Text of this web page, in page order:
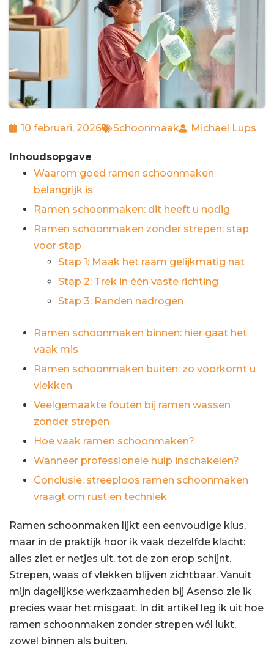
10 februari, 2026 Schoonmaak Michael Lups
Inhoudsopgave
Waarom goed ramen schoonmaken
belangrijk is
Ramen schoonmaken: dit heeft u nodig
Ramen schoonmaken zonder strepen: stap
voor stap
Stap 1: Maak het raam gelijkmatig nat
Stap 2: Trek in één vaste richting
Stap 3: Randen nadrogen
Ramen schoonmaken binnen: hier gaat het
vaak mis
Ramen schoonmaken buiten: zo voorkomt u
vlekken
Veelgemaakte fouten bij ramen wassen
zonder strepen
Hoe vaak ramen schoonmaken?
Wanneer professionele hulp inschakelen?
Conclusie: streeploos ramen schoonmaken
vraagt om rust en techniek
Ramen schoonmaken lijkt een eenvoudige klus,
maar in de praktijk hoor ik vaak dezelfde klacht:
alles ziet er netjes uit, tot de zon erop schijnt.
Strepen, waas of vlekken blijven zichtbaar. Vanuit
mijn dagelijkse werkzaamheden bij Asenso zie ik
precies waar het misgaat. In dit artikel leg ik uit hoe
ramen schoonmaken zonder strepen wél lukt,
zowel binnen als buiten.